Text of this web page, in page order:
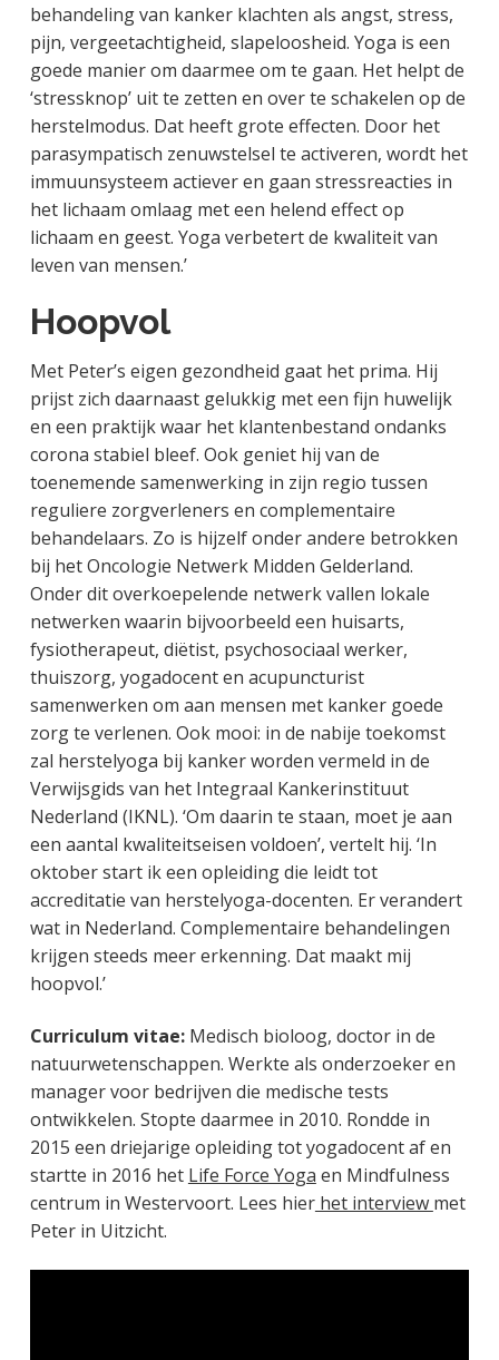
behandeling van kanker klachten als angst, stress,
pijn, vergeetachtigheid, slapeloosheid. Yoga is een
goede manier om daarmee om te gaan. Het helpt de
‘stressknop’ uit te zetten en over te schakelen op de
herstelmodus. Dat heeft grote effecten. Door het
parasympatisch zenuwstelsel te activeren, wordt het
immuunsysteem actiever en gaan stressreacties in
het lichaam omlaag met een helend effect op
lichaam en geest. Yoga verbetert de kwaliteit van
leven van mensen.’
Hoopvol
Met Peter’s eigen gezondheid gaat het prima. Hij
prijst zich daarnaast gelukkig met een fijn huwelijk
en een praktijk waar het klantenbestand ondanks
corona stabiel bleef. Ook geniet hij van de
toenemende samenwerking in zijn regio tussen
reguliere zorgverleners en complementaire
behandelaars. Zo is hijzelf onder andere betrokken
bij het Oncologie Netwerk Midden Gelderland.
Onder dit overkoepelende netwerk vallen lokale
netwerken waarin bijvoorbeeld een huisarts,
fysiotherapeut, diëtist, psychosociaal werker,
thuiszorg, yogadocent en acupuncturist
samenwerken om aan mensen met kanker goede
zorg te verlenen. Ook mooi: in de nabije toekomst
zal herstelyoga bij kanker worden vermeld in de
Verwijsgids van het Integraal Kankerinstituut
Nederland (IKNL). ‘Om daarin te staan, moet je aan
een aantal kwaliteitseisen voldoen’, vertelt hij. ‘In
oktober start ik een opleiding die leidt tot
accreditatie van herstelyoga-docenten. Er verandert
wat in Nederland. Complementaire behandelingen
krijgen steeds meer erkenning. Dat maakt mij
hoopvol.’
Curriculum vitae: Medisch bioloog, doctor in de
natuurwetenschappen. Werkte als onderzoeker en
manager voor bedrijven die medische tests
ontwikkelen. Stopte daarmee in 2010. Rondde in
2015 een driejarige opleiding tot yogadocent af en
startte in 2016 het Life Force Yoga en Mindfulness
centrum in Westervoort. Lees hierhet interview met
Peter in Uitzicht.